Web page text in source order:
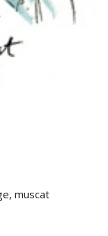
muscat